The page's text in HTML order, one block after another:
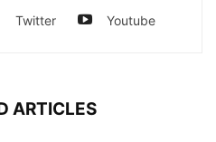
Twitter Youtube
ARTICLES